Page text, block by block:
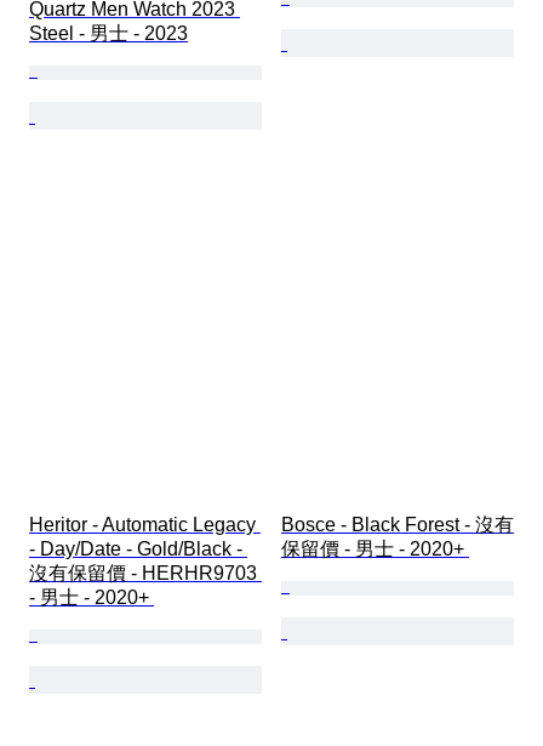
Quartz Men Watch 2023
Steel - 男士 - 2023
Heritor - Automatic Legacy
- Day/Date - Gold/Black -
沒有保留價 - HERHR9703
- 男士 - 2020+
Bosce - Black Forest - 沒有
保留價 - 男士 - 2020+